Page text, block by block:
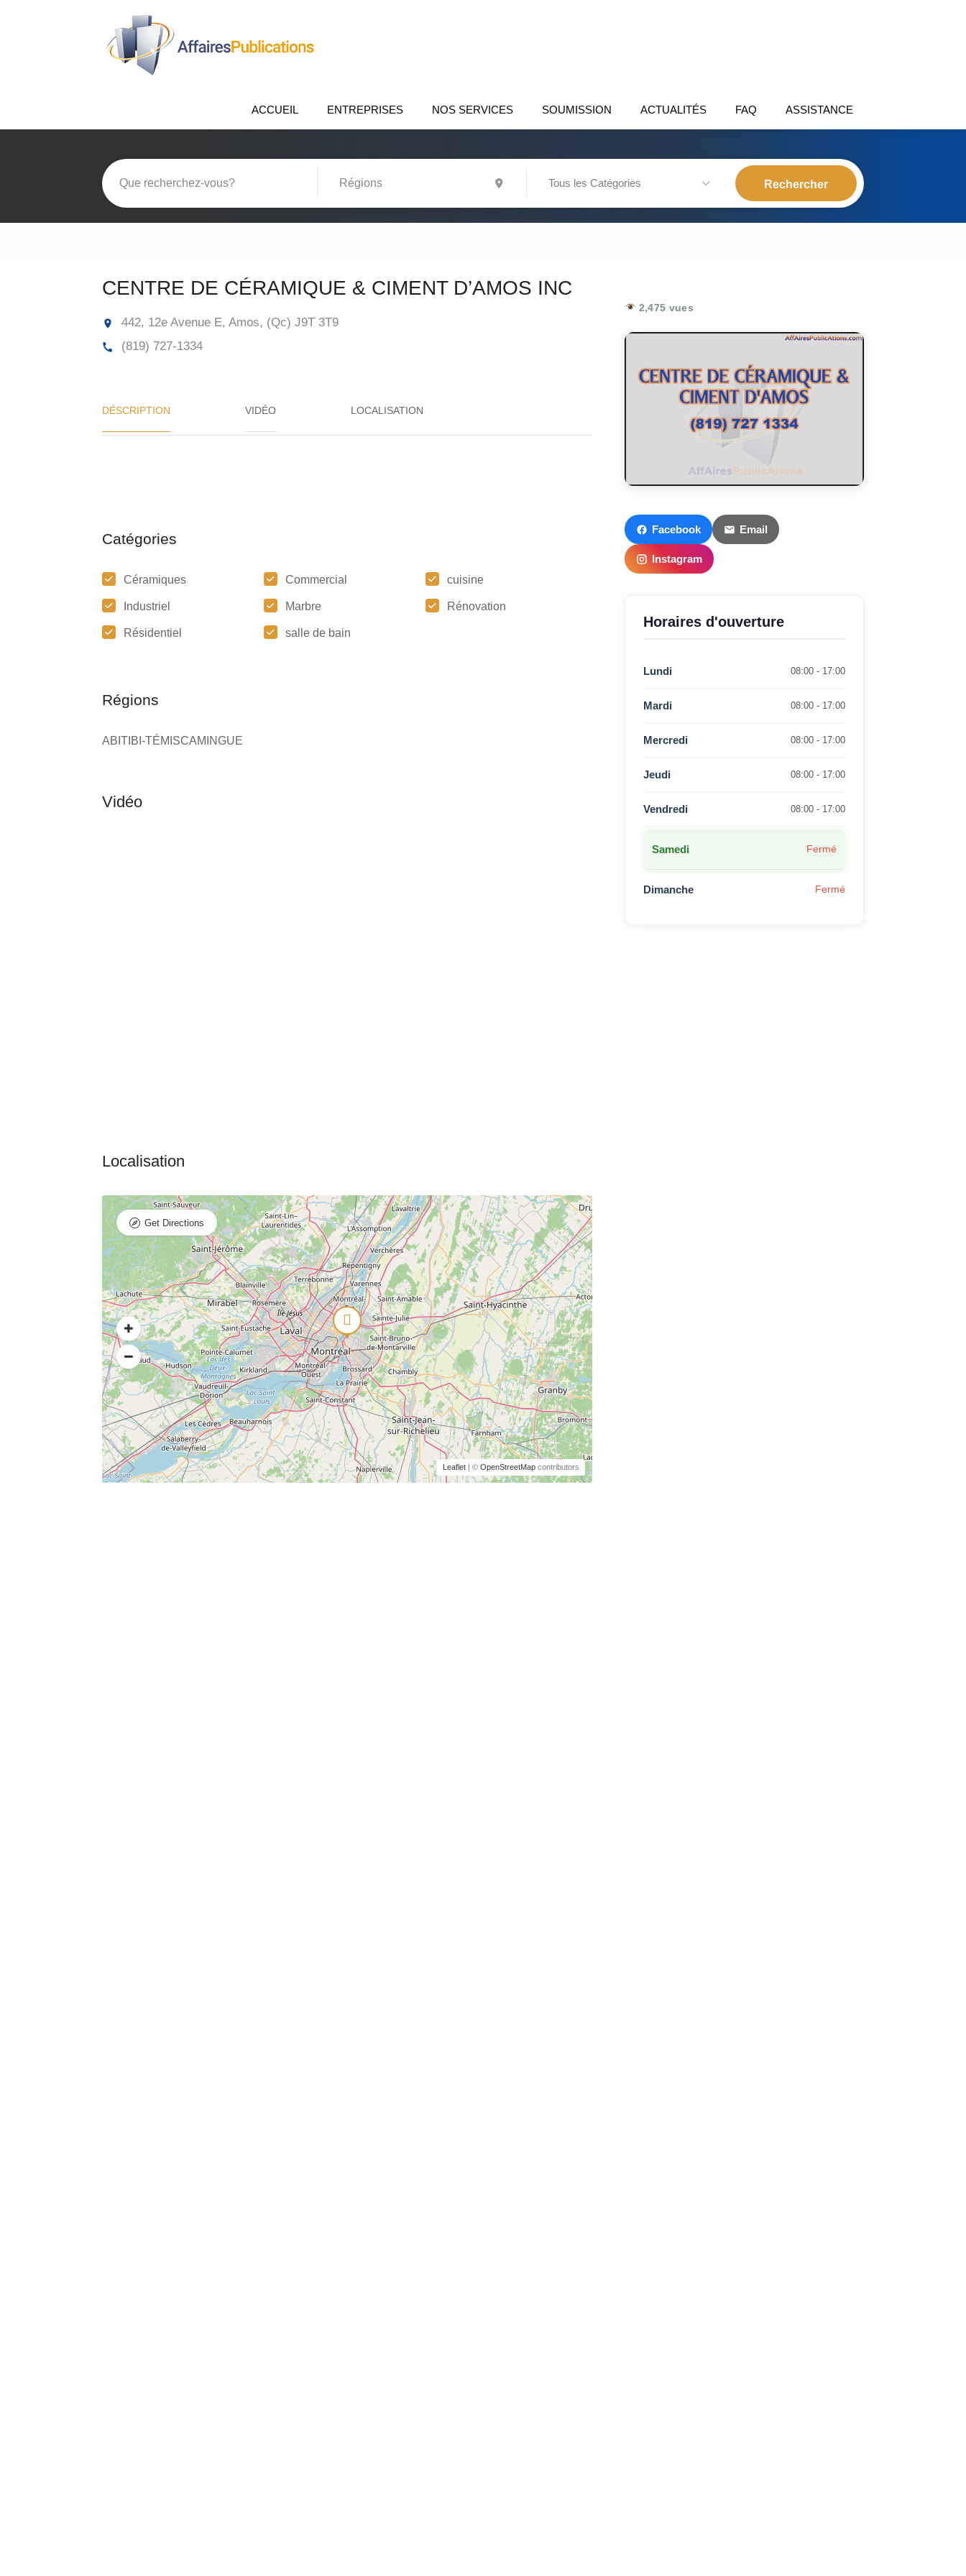
ACCUEIL ENTREPRISES NOS SERVICES SOUMISSION ACTUALITÉS FAQ ASSISTANCE
Tous les Catégories
CENTRE DE CÉRAMIQUE & CIMENT D’AMOS INC
442, 12e Avenue E, Amos, (Qc) J9T 3T9
(819) 727-1334
DÉSCRIPTION VIDÉO
Catégories
Céramiques Commercial cuisine
Industriel Marbre Rénovation
Résidentiel salle de bain
Régions
ABITIBI-TÉMISCAMINGUE
Leaflet| © OpenStreetMapcontributors
Get Directions
2,475 vues
Facebook Email
Instagram
Horaires d'ouverture
Lundi 08:00 - 17:00
Mardi 08:00 - 17:00
Mercredi 08:00 - 17:00
Jeudi 08:00 - 17:00
Vendredi 08:00 - 17:00
Samedi Fermé
Dimanche Fermé